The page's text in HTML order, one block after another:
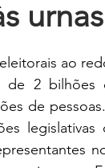
urnas
ao
de 2 bilhões
de